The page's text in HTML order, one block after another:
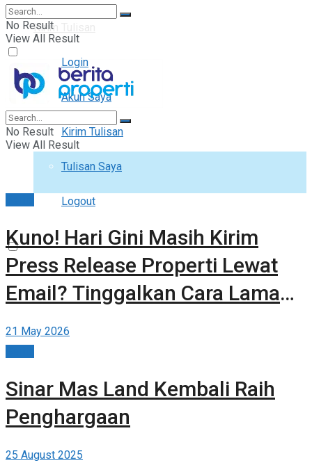
Kirim Tulisan
Login
Akun Saya
Kirim Tulisan
Tulisan Saya
Logout
No Result
View All Result
No Result
View All Result
Kuno! Hari Gini Masih Kirim
Press Release Properti Lewat
Email? Tinggalkan Cara Lama
dan Publikasikan Sendiri Secara
Gratis di Berita-Properti.com
21 May 2026
Sinar Mas Land Kembali Raih
Penghargaan
25 August 2025